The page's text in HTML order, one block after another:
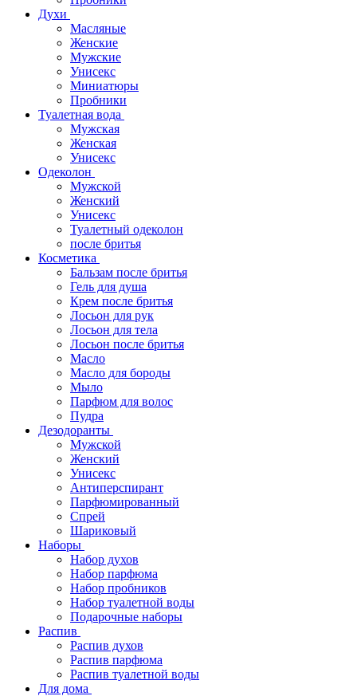
Духи
Масляные
Женские
Мужские
Унисекс
Миниатюры
Пробники
Туалетная вода
Мужская
Женская
Унисекс
Одеколон
Мужской
Женский
Унисекс
Туалетный одеколон
после бритья
Косметика
Бальзам после бритья
Гель для душа
Крем после бритья
Лосьон для рук
Лосьон для тела
Лосьон после бритья
Масло
Масло для бороды
Мыло
Парфюм для волос
Пудра
Дезодоранты
Мужской
Женский
Унисекс
Антиперспирант
Парфюмированный
Спрей
Шариковый
Наборы
Набор духов
Набор парфюма
Набор пробников
Набор туалетной воды
Подарочные наборы
Распив
Распив духов
Распив парфюма
Распив туалетной воды
Для дома